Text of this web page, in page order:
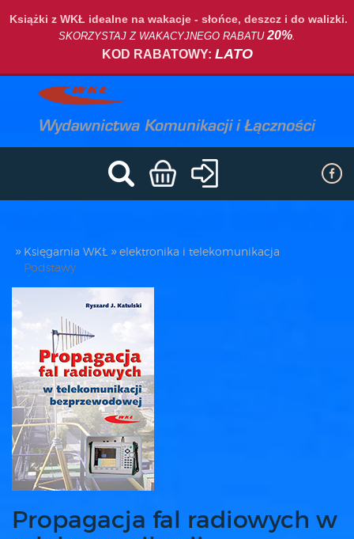
Książki z WKŁ idealne na wakacje - słońce, deszcz i do walizki.
SKORZYSTAJ Z WAKACYJNEGO RABATU20%.
KOD RABATOWY: LATO
Księgarnia WKŁ
elektronika i telekomunikacja
Podstawy
Propagacja fal radiowych w